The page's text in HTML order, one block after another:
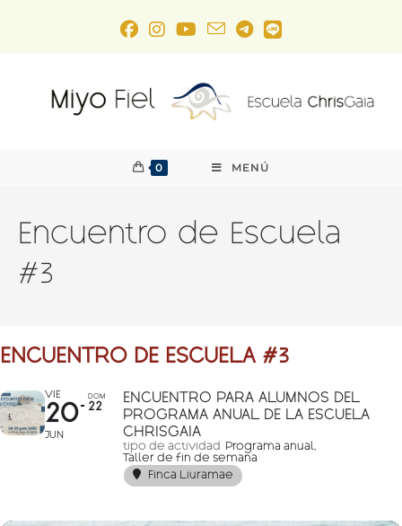
0 MENÚ
Encuentro de Escuela
#3
ENCUENTRO DE ESCUELA #3
VIE
20
JUN
DOM
22
ENCUENTRO PARA ALUMNOS DEL
PROGRAMA ANUAL DE LA ESCUELA
CHRISGAIA
tipo de actividad Programa anual,
Taller de fin de semana
Finca Liuramae